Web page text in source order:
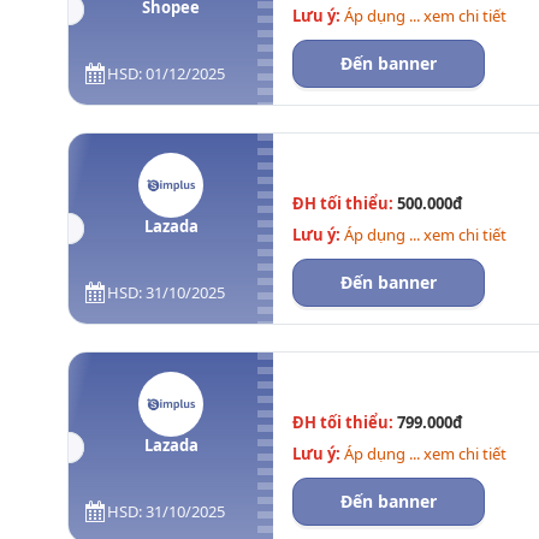
Shopee
HSD: 01/12/2025
Lưu ý: Áp dụng ... xem chi tiết
Đến banner
Lazada
HSD: 31/10/2025
ĐH tối thiểu: 500.000đ
Lưu ý: Áp dụng ... xem chi tiết
Đến banner
Lazada
HSD: 31/10/2025
ĐH tối thiểu: 799.000đ
Lưu ý: Áp dụng ... xem chi tiết
Đến banner